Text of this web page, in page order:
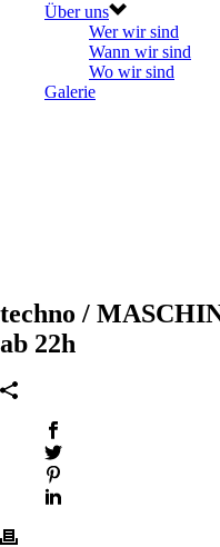
Über uns
Wer wir sind
Wann wir sind
Wo wir sind
Galerie
techno /
ab 22h